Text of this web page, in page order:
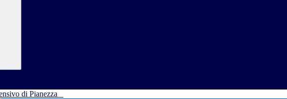
di Pianezza